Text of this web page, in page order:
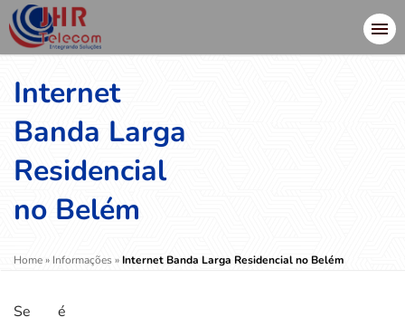
Internet
Banda Larga
Residencial
no Belém
Home» Informações» Internet Banda Larga Residencial no Belém
Se é